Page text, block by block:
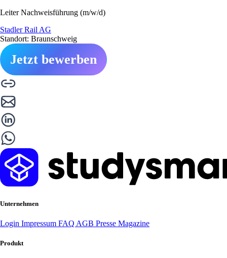
Leiter Nachweisführung (m/w/d)
Stadler Rail AG
Standort: Braunschweig
Jetzt bewerben
Unternehmen
Login Impressum FAQ AGB Presse Magazine
Produkt